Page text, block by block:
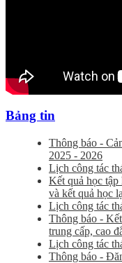
Bảng tin
Thông báo -
2025 - 2026
Lịch công tác
Kết quả học
và kết quả học
Lịch công tác
Thông báo -
trung cấp, cao
Lịch công tác
Thông báo -